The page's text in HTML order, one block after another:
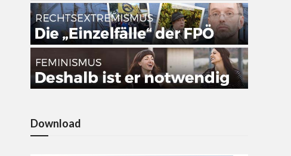
Download